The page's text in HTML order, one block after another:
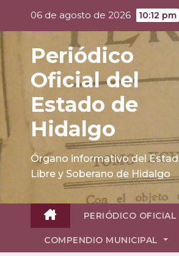
06 de agosto de 2026 10:12 pm
Periódico
Oficial del
Estado de
Hidalgo
Órgano informativo del
Libre y Soberano de Hidalgo
PERIÓDICO OFICIAL
COMPENDIO MUNICIPAL